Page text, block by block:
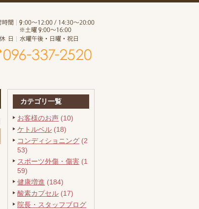
カテゴリ一覧
お客様のお声 (10)
ケトルベル (18)
コンディショニング (2
53)
スポーツ外傷・傷害 (1
59)
健康増進 (184)
酸素カプセル (17)
院長・スタッフブログ